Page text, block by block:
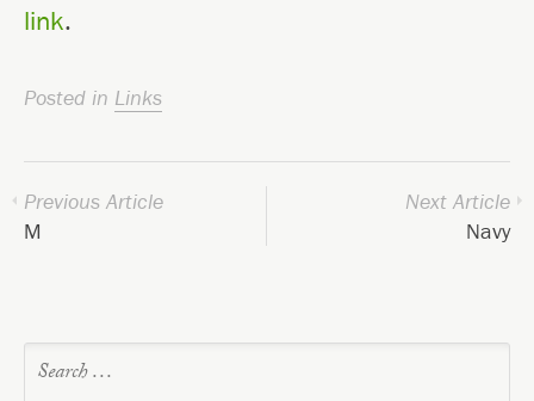
link.
Posted in Links
Previous Article
M
Next Article
Navy